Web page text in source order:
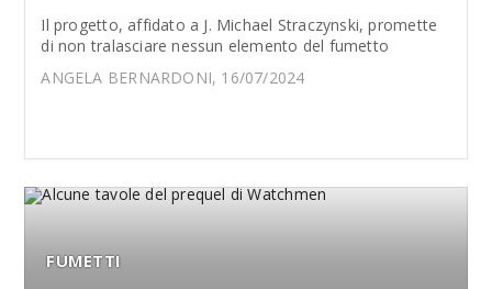
Il progetto, affidato a J. Michael Straczynski, promette
di non tralasciare nessun elemento del fumetto
ANGELA BERNARDONI, 16/07/2024
FUMETTI